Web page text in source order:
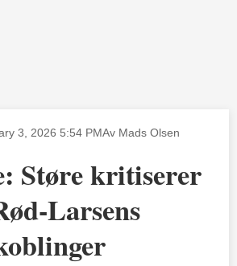
3, 2026 5:54 PMAv Mads Olsen
Støre kritiserer
Larsens